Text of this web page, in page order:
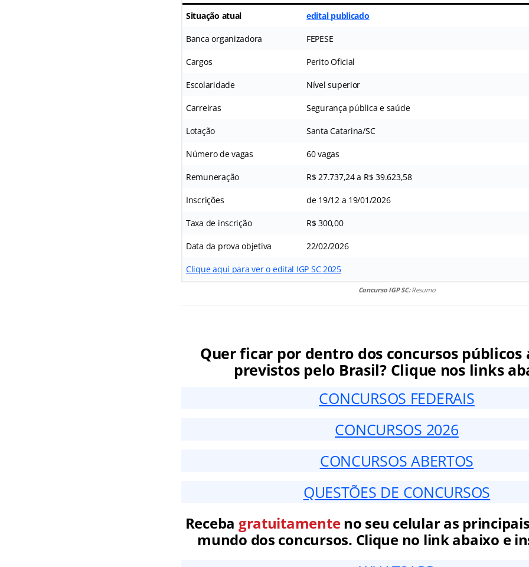
Situação atual edital publicado
Banca organizadora FEPESE
Cargos Perito Oficial
Escolaridade Nível superior
Carreiras Segurança pública e saúde
Lotação Santa Catarina/SC
Número de vagas 60 vagas
Remuneração R$ 27.737,24 a R$ 39.623,58
Inscrições de 19/12 a 19/01/2026
Taxa de inscrição R$ 300,00
Data da prova objetiva 22/02/2026
Clique aqui para ver o edital IGP SC 2025
Concurso IGP SC:Resumo
Quer ficar por dentro dos concursos públicos
previstos pelo Brasil? Clique nos links
CONCURSOS FEDERAIS
CONCURSOS 2026
CONCURSOS ABERTOS
QUESTÕES DE CONCURSOS
Receba gratuitamenteno seu celular as
mundo dos concursos. Clique no link abaixo e